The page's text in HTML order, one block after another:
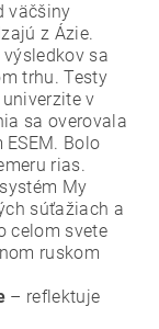
väčšiny
z Ázie.
sa
trhu. Testy
v
sa overovala
Bolo
rias.
My
súťažiach a
celom svete
ruskom
– reflektuje